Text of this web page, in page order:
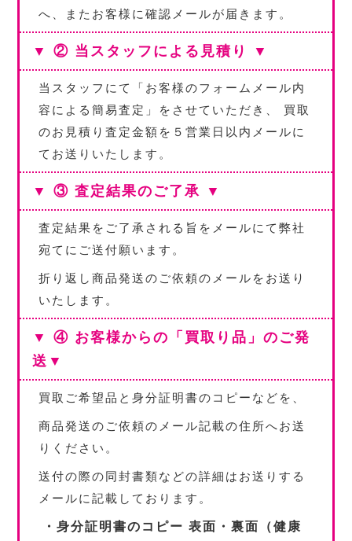
へ、またお客様に確認メールが届きます。
▼ ② 当スタッフによる見積り ▼
当スタッフにて「お客様のフォームメール内
容による簡易査定」をさせていただき、 買取
のお見積り査定金額を５営業日以内メールに
てお送りいたします。
▼ ③ 査定結果のご了承 ▼
査定結果をご了承される旨をメールにて弊社
宛てにご送付願います。
折り返し商品発送のご依頼のメールをお送り
いたします。
▼ ④ お客様からの「買取り品」のご発
送▼
買取ご希望品と身分証明書のコピーなどを、
商品発送のご依頼のメール記載の住所へお送
りください。
送付の際の同封書類などの詳細はお送りする
メールに記載しております。
・身分証明書のコピー 表面・裏面（健康